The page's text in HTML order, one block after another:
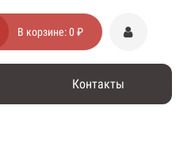
В корзине:0 ₽
Контакты